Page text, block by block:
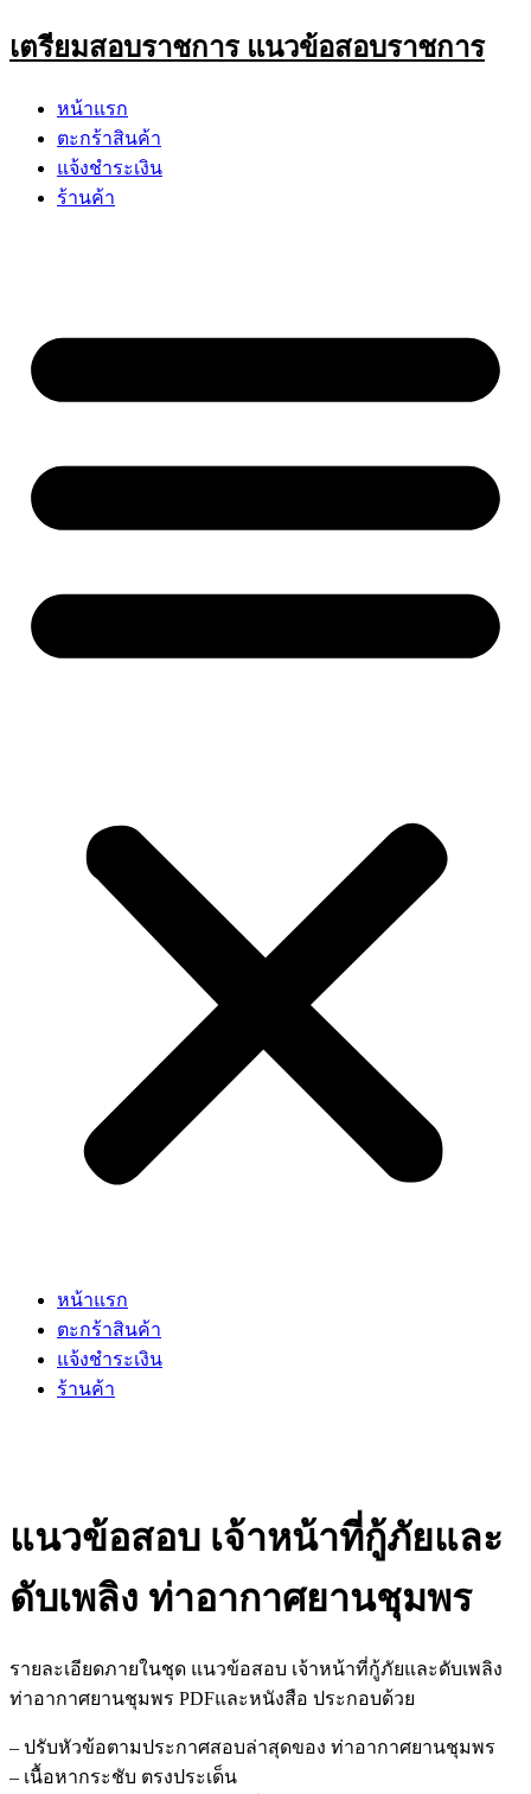
Skip
to
เตรียมสอบราชการ แนวข้อสอบราชการ
หน้าแรก
ตะกร้าสินค้า
แจ้งชำระเงิน
ร้านค้า
หน้าแรก
ตะกร้าสินค้า
แจ้งชำระเงิน
ร้านค้า
แนวข้อสอบ เจ้าหน้าที่กู้ภัยและ
ดับเพลิง ท่าอากาศยานชุมพร
รายละเอียดภายในชุด แนวข้อสอบ เจ้าหน้าที่กู้ภัยและดับเพลิง
ท่าอากาศยานชุมพร PDFและหนังสือ ประกอบด้วย
– ปรับหัวข้อตามประกาศสอบล่าสุดของ ท่าอากาศยานชุมพร
– เนื้อหากระชับ ตรงประเด็น